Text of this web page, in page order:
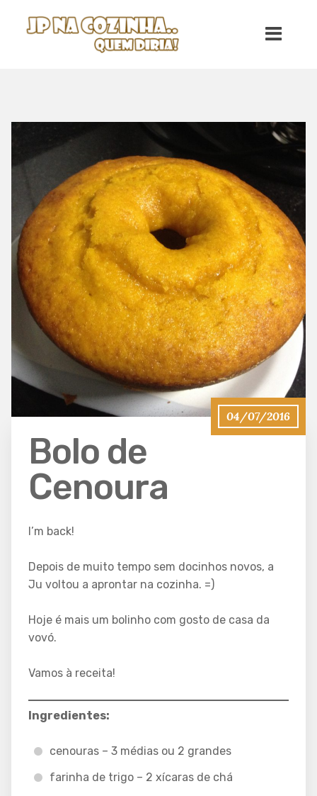
04/07/2016
Bolo de
Cenoura
I’m back!
Depois de muito tempo sem docinhos novos, a
Ju voltou a aprontar na cozinha. =)
Hoje é mais um bolinho com gosto de casa da
vovó.
Vamos à receita!
Ingredientes:
cenouras – 3 médias ou 2 grandes
farinha de trigo – 2 xícaras de chá